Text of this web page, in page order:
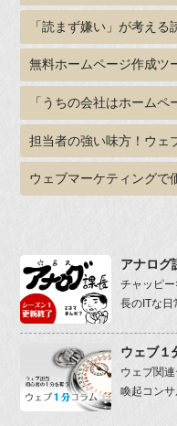
「読まず嫌い」が考え
無料ホームページ作成ツ
「うちの会社はホーム
担当者の強い味方！ウェ
ウェブマーケティングで
アナログ
チャッピ
長のITな日
ウェブ１
ウェブ関
喚起コンサ